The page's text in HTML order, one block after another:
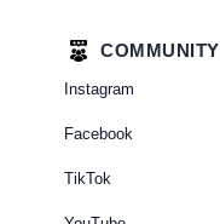
COMMUNITY
Instagram
Facebook
TikTok